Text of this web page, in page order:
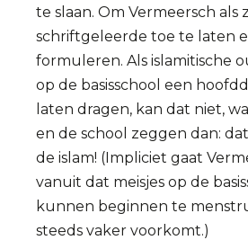
te slaan. Om Vermeersch als
schriftgeleerde toe te laten
formuleren. Als islamitische
op de basisschool een
laten dragen, kan dat niet,
en de school zeggen dan:
de islam! (Impliciet gaat
vanuit dat meisjes op de
kunnen beginnen te
steeds vaker voorkomt.)